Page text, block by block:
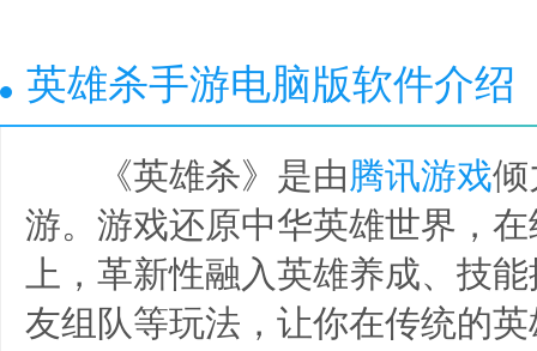
英雄杀手游电脑版软件介绍
《英雄杀》是由腾讯游戏倾
游。游戏还原中华英雄世界，
上，革新性融入英雄养成、技
友组队等玩法，让你在传统的